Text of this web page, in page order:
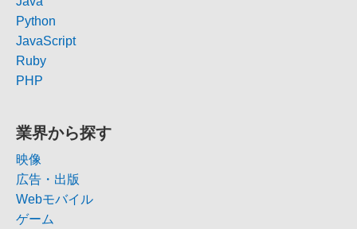
Python
JavaScript
Ruby
PHP
業界から探す
映像
広告・出版
Webモバイル
ゲーム